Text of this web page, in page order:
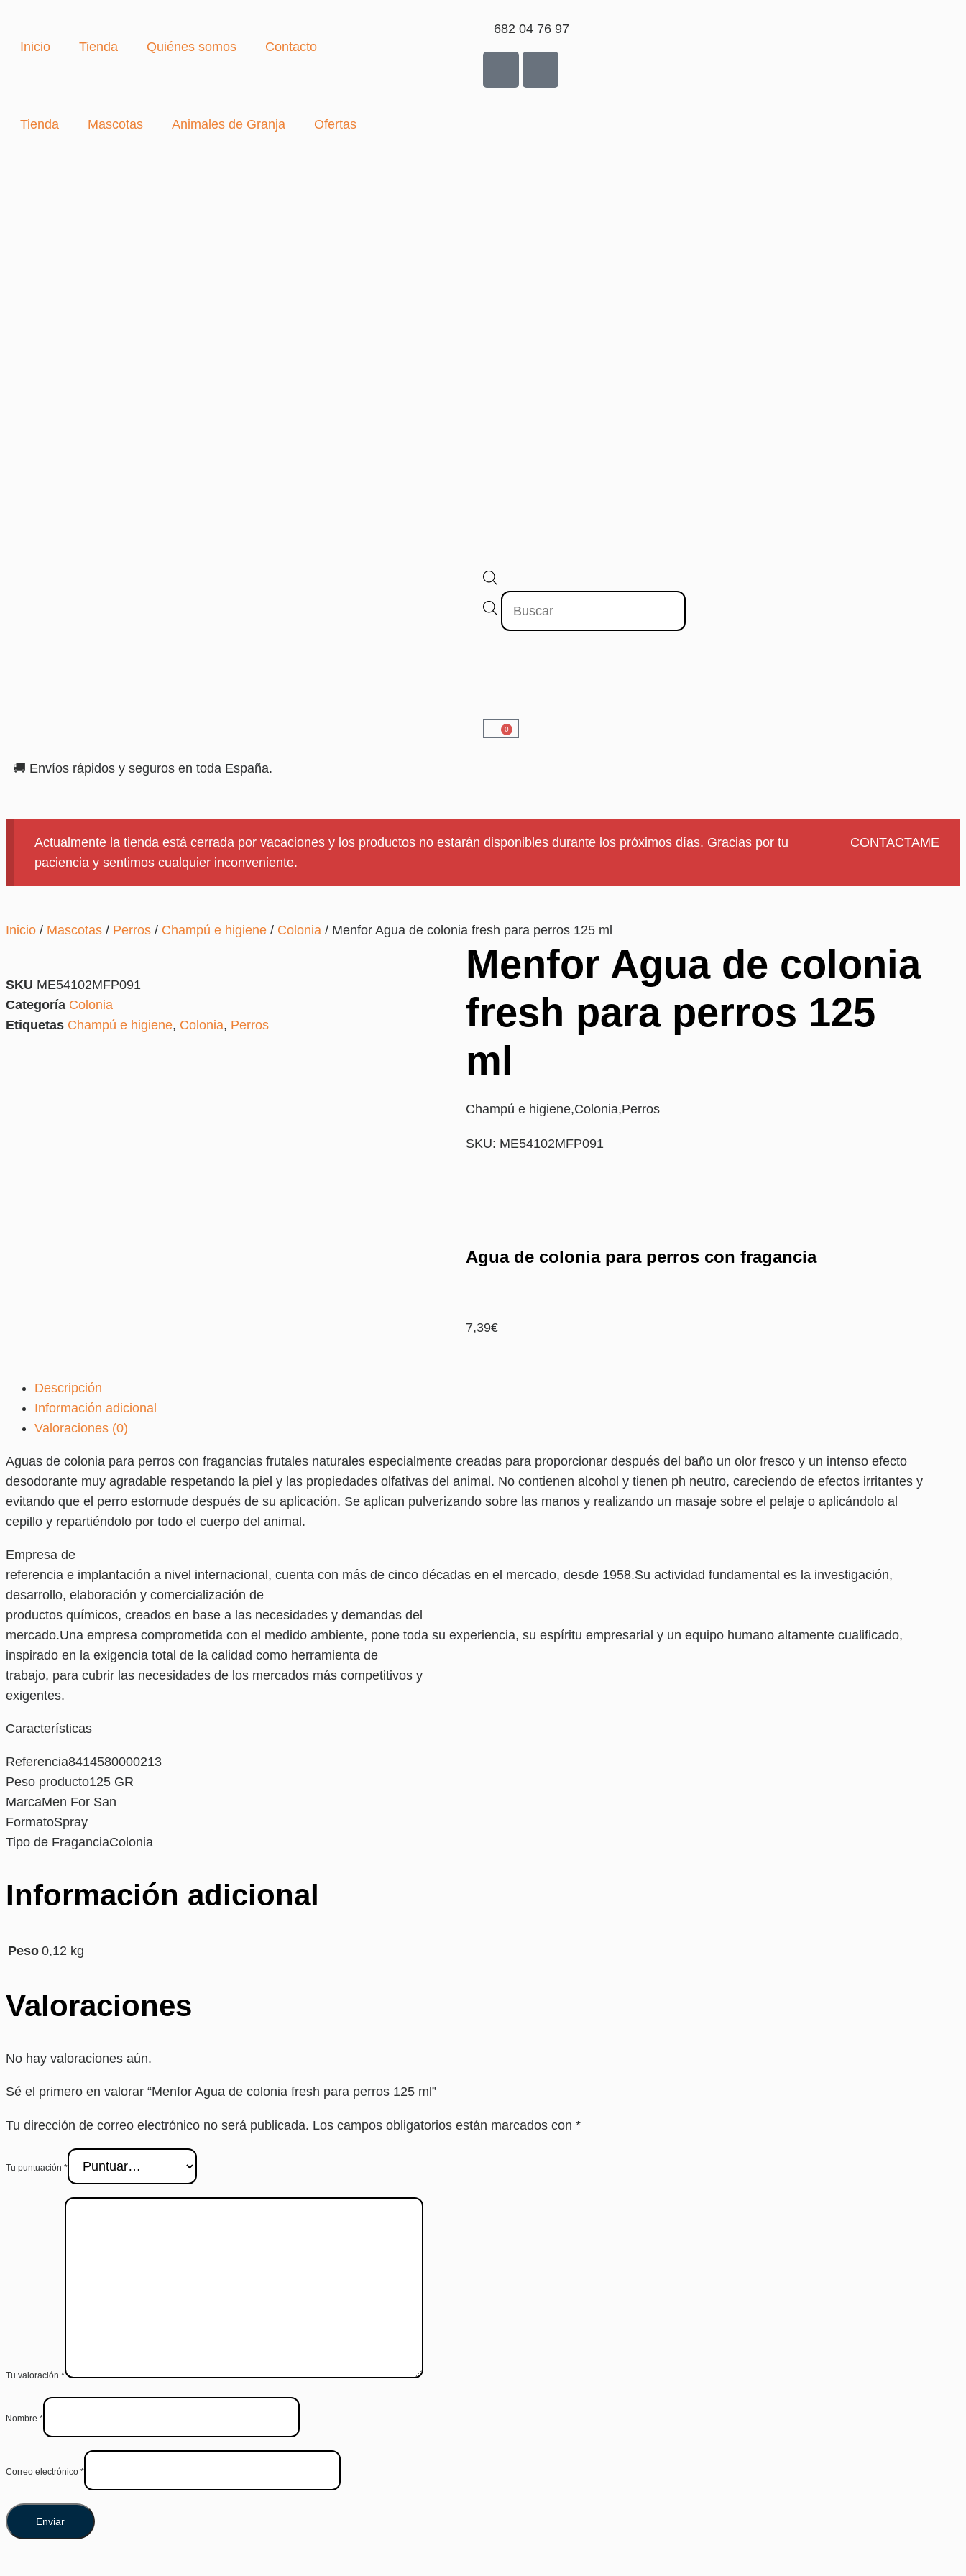
Inicio Tienda Quiénes somos Contacto
682 04 76 97
Tienda Mascotas Animales de Granja Ofertas
0
🚚 Envíos rápidos y seguros en toda España.
CONTACTAME
Actualmente la tienda está cerrada por vacaciones y los productos no estarán disponibles durante los próximos días. Gracias por tu
paciencia y sentimos cualquier inconveniente.
Inicio / Mascotas / Perros / Champú e higiene / Colonia / Menfor Agua de colonia fresh para perros 125 ml
SKU ME54102MFP091
Categoría Colonia
Etiquetas Champú e higiene, Colonia, Perros
Menfor Agua de colonia
fresh para perros 125
ml
Champú e higiene,Colonia,Perros
SKU: ME54102MFP091
Agua de colonia para perros con fragancia
7,39€
Descripción
Información adicional
Valoraciones (0)
Aguas de colonia para perros con fragancias frutales naturales especialmente creadas para proporcionar después del baño un olor fresco y un intenso efecto
desodorante muy agradable respetando la piel y las propiedades olfativas del animal. No contienen alcohol y tienen ph neutro, careciendo de efectos irritantes y
evitando que el perro estornude después de su aplicación. Se aplican pulverizando sobre las manos y realizando un masaje sobre el pelaje o aplicándolo al
cepillo y repartiéndolo por todo el cuerpo del animal.
Empresa de
referencia e implantación a nivel internacional, cuenta con más de cinco décadas en el mercado, desde 1958.Su actividad fundamental es la investigación,
desarrollo, elaboración y comercialización de
productos químicos, creados en base a las necesidades y demandas del
mercado.Una empresa comprometida con el medido ambiente, pone toda su experiencia, su espíritu empresarial y un equipo humano altamente cualificado,
inspirado en la exigencia total de la calidad como herramienta de
trabajo, para cubrir las necesidades de los mercados más competitivos y
exigentes.
Características
Referencia8414580000213
Peso producto125 GR
MarcaMen For San
FormatoSpray
Tipo de FraganciaColonia
Información adicional
Peso 0,12 kg
Valoraciones
No hay valoraciones aún.
Sé el primero en valorar “Menfor Agua de colonia fresh para perros 125 ml”
Tu dirección de correo electrónico no será publicada. Los campos obligatorios están marcados con *
Tu puntuación *
Tu valoración *
Nombre *
Correo electrónico *